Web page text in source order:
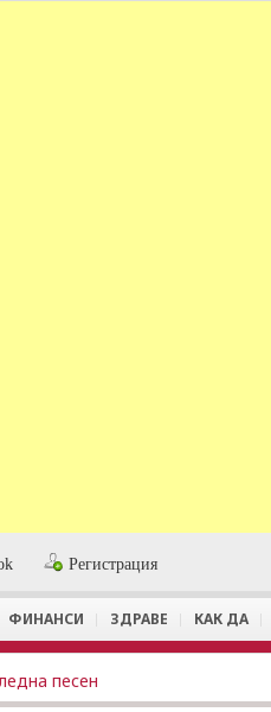
Регистрация
ФИНАНСИ ЗДРАВЕ КАК ДА
песен